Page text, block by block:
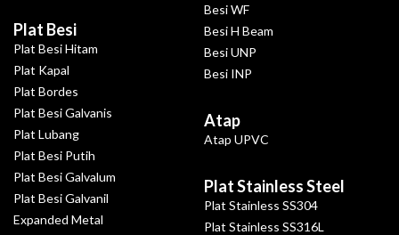
Plat Besi
Plat Besi Hitam
Plat Kapal
Plat Bordes
Plat Besi Galvanis
Plat Lubang
Plat Besi Putih
Plat Besi Galvalum
Plat Besi Galvanil
Expanded Metal
Besi WF
Besi H Beam
Besi UNP
Besi INP
Atap
Atap UPVC
Plat Stainless Steel
Plat Stainless SS304
Plat Stainless SS316L